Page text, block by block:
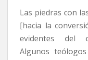
Las piedras con
[hacia la
evidentes del
Algunos